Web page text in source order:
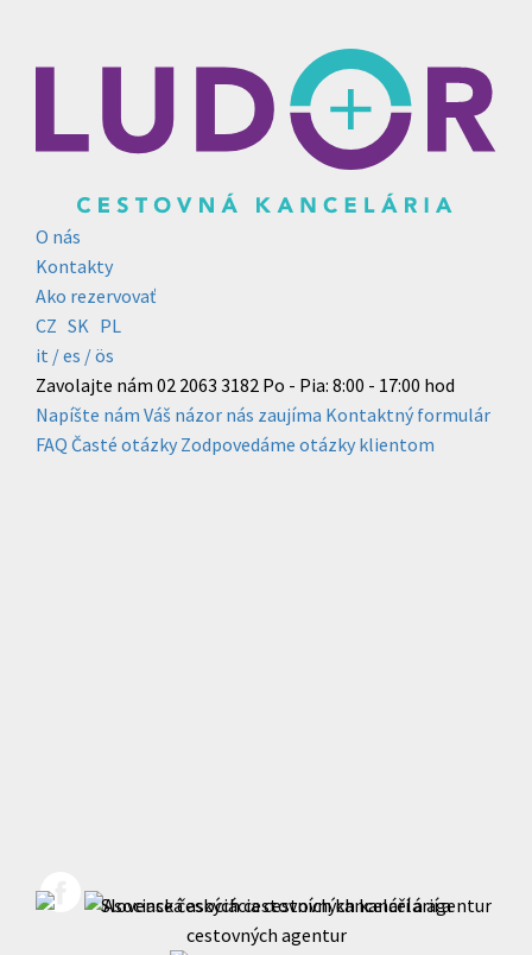
O nás
Kontakty
Ako rezervovať
CZ SK PL
it /es / ös
Zavolajte nám 02 2063 3182 Po - Pia: 8:00 - 17:00 hod
Napíšte nám Váš názor nás zaujíma Kontaktný formulár
FAQ Časté otázky Zodpovedáme otázky klientom